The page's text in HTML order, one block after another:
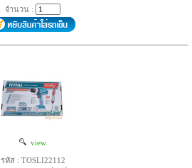
จำนวน :
view
รหัส : TOSLI22112